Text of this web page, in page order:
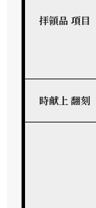
拝領品 項目
時献上 翻刻